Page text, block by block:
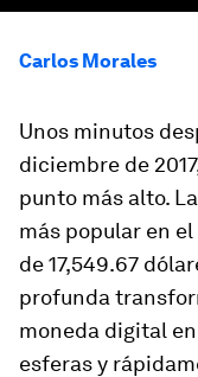
Carlos Morales
Unos minutos
diciembre de
punto más alto.
más popular en
de 17,549.67
profunda
moneda digital
esferas y